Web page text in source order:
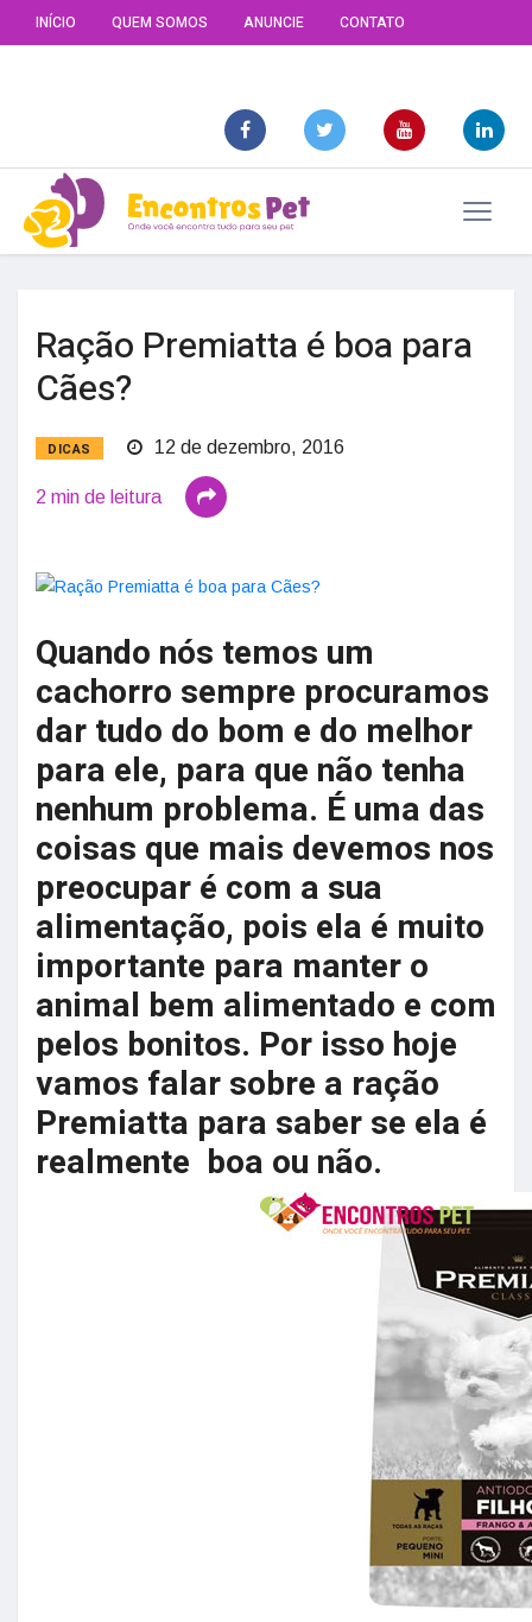
INÍCIO QUEM SOMOS ANUNCIE CONTATO
Ração Premiatta é boa para
Cães?
DICAS 12 de dezembro, 2016
2 min de leitura
Quando nós temos um
cachorro sempre procuramos
dar tudo do bom e do melhor
para ele, para que não tenha
nenhum problema. É uma das
coisas que mais devemos nos
preocupar é com a sua
alimentação, pois ela é muito
importante para manter o
animal bem alimentado e com
pelos bonitos. Por isso hoje
vamos falar sobre a ração
Premiatta para saber se ela é
realmente boa ou não.